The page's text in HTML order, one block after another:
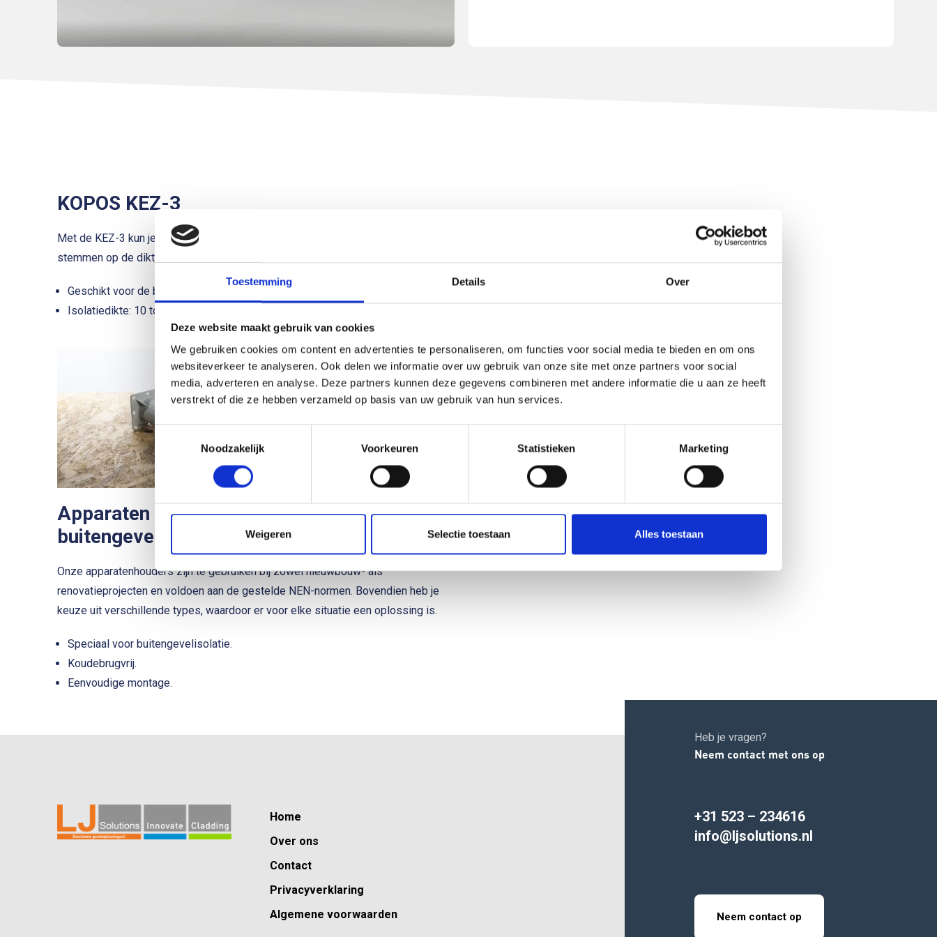
Toestemming Details Over
Deze website maakt gebruik van cookies
We gebruiken cookies om content en advertenties te personaliseren, om functies voor social media te bieden en om ons
websiteverkeer te analyseren. Ook delen we informatie over uw gebruik van onze site met onze partners voor social
media, adverteren en analyse. Deze partners kunnen deze gegevens combineren met andere informatie die u aan ze heeft
verstrekt of die ze hebben verzameld op basis van uw gebruik van hun services.
Toestemmingsselectie
Noodzakelijk
Voorkeuren Statistieken Marketing
Weigeren Selectie toestaan Alles toestaan
KOPOS KEZ-3
Met de KEZ-3 kun je apparaten koudebrugvrij op buitengevelisolatie monteren. De KEZ-3 is dankzij de instelbare diepte perfect af te
stemmen op de dikte van de isolatie.
Geschikt voor de bevestiging van meerdere stopcontacten en schakelaars.
Isolatiedikte: 10 tot 25 centimeter.
Apparaten bevestigen aan
buitengevelisolatie
Onze apparatenhouders zijn te gebruiken bij zowel nieuwbouw- als
renovatieprojecten en voldoen aan de gestelde NEN-normen. Bovendien heb je
keuze uit verschillende types, waardoor er voor elke situatie een oplossing is.
Speciaal voor buitengevelisolatie.
Koudebrugvrij.
Eenvoudige montage.
Home
Over ons
Contact
Privacyverklaring
Algemene voorwaarden
Heb je vragen?
Neem contact met ons op
+31 523 – 234616
info@ljsolutions.nl
Neem contact op